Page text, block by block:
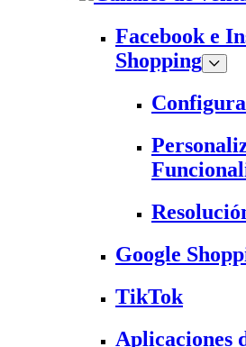
Facebook e
Shopping
Google
TikTok
Aplicaciones